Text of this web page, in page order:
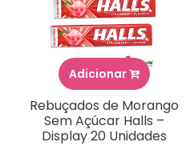
Adicionar
Rebuçados de Morango
Sem Açúcar Halls –
Display 20 Unidades